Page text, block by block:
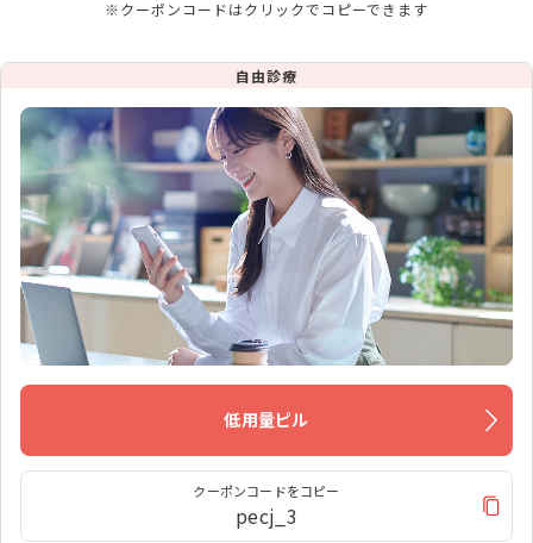
※クーポンコードはクリックでコピーできます
自由診療
低用量ピル
クーポンコードをコピー
pecj_3